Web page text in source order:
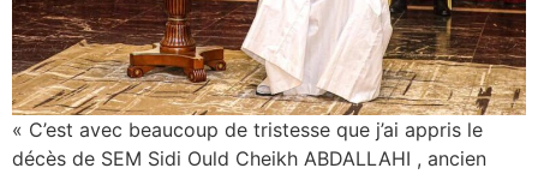
« C’est avec beaucoup de tristesse que j’ai appris le
décès de SEM Sidi Ould Cheikh ABDALLAHI , ancien